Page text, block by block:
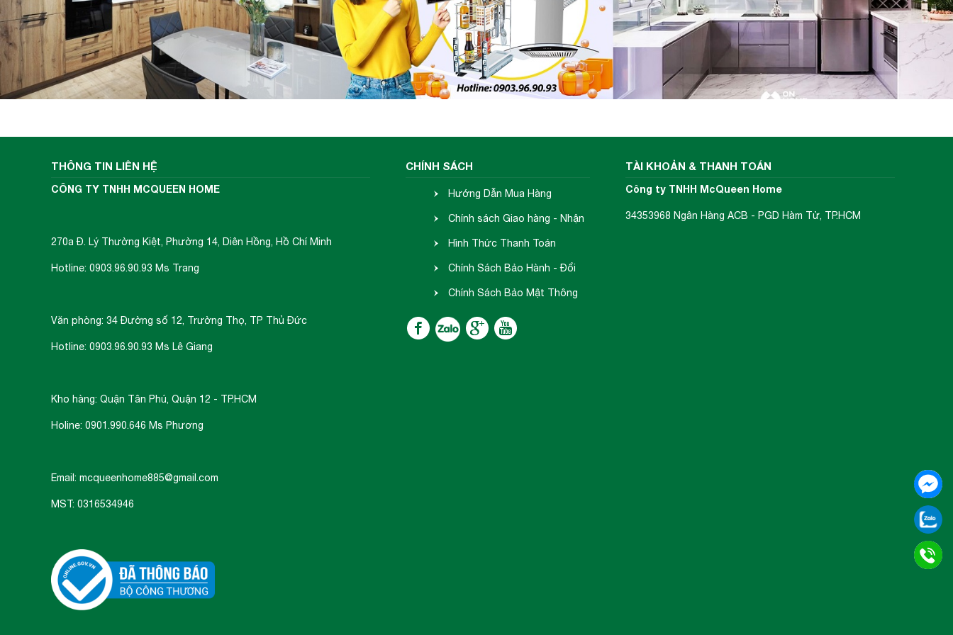
THÔNG TIN LIÊN HỆ
CÔNG TY TNHH MCQUEEN HOME
270a Đ. Lý Thường Kiệt, Phường 14, Diên Hồng, Hồ Chí Minh
Hotline: 0903.96.90.93 Ms Trang
Văn phòng: 34 Đường số 12, Trường Thọ, TP Thủ Đức
Hotline: 0903.96.90.93 Ms Lê Giang
Kho hàng: Quận Tân Phú, Quận 12 - TP.HCM
Holine: 0901.990.646 Ms Phương
Email: mcqueenhome885@gmail.com
MST: 0316534946
CHÍNH SÁCH
Hướng Dẫn Mua Hàng
Chính sách Giao hàng - Nhận
hàng
Hình Thức Thanh Toán
Chính Sách Bảo Hành - Đổi
Trả
Chính Sách Bảo Mật Thông
Tin
TÀI KHOẢN & THANH TOÁN
Công ty TNHH McQueen Home
34353968 Ngân Hàng ACB - PGD Hàm Tử, TP.HCM